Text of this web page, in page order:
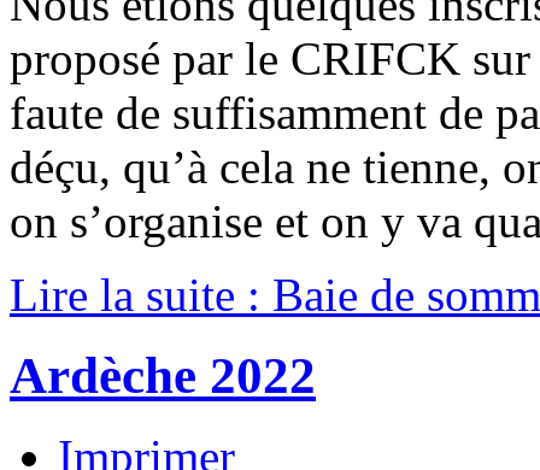
proposé par le CRIFCK
faute de suffisamment de
déçu, qu’à cela ne tienne,
on s’organise et on y va
Lire la suite : Baie de
Ardèche 2022
Imprimer